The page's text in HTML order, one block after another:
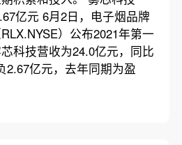
亿元 6月2日，电子烟品牌
）公布2021年第一
科技营收为24.0亿元，同比
2.67亿元，去年同期为盈